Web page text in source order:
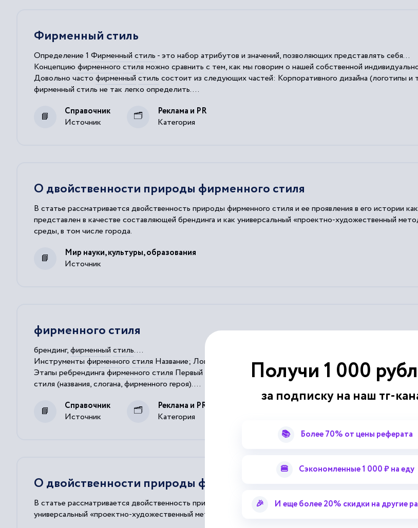
Фирменный стиль
Определение 1 Фирменный стиль - это набор атрибутов и значений, позволяющих представлять себя...
Концепцию фирменного стиля можно сравнить с тем, как мы говорим о нашей собственной
Довольно часто фирменный стиль состоит из следующих частей: Корпоративного дизайна (логотипы и
фирменный стиль не так легко определить....
Источник
Справочник
Категория
Реклама и PR
О двойственности природы фирменного стиля
В статье рассматривается двойственность природы фирменного стиля и ее проявления в его истории
представлен в качестве составляющей брендинга и как универсальный «проектно-художественный
среды, в том числе города.
Источник
Мир науки, культуры, образования
фирменного стиля
брендинг,фирменный стиль....
Инструменты фирменного стиля Название; Логотип; Фирменный Фирменный блок; Слоган;
Этапы ребрендинга фирменного стиля Первый этап - аудит существующего фирменного стиля
....
стиля (названия, слогана,фирменного героя)....
Источник
Справочник
Категория
Реклама и PR
О двойственности природы фирменного стиля
В статье рассматривается двойственность природы фирменного стиля и ее проявления в его истории
универсальный «проектно-художественный метод» организации предметного комплекса и
Получи 1 000
за подписку на наш тг-
📚 Более 70% от цены реферата
🍔 Сэкономленные 1 000 ₽ на еду
🎉 И еще более 20% скидки на другие